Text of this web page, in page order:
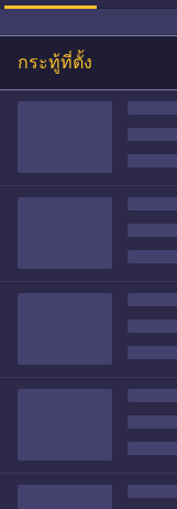
กระทู้ที่ตั้ง